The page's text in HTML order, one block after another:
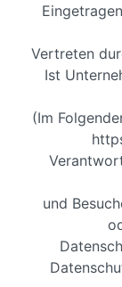
Vertreten
Ist
(Im
und